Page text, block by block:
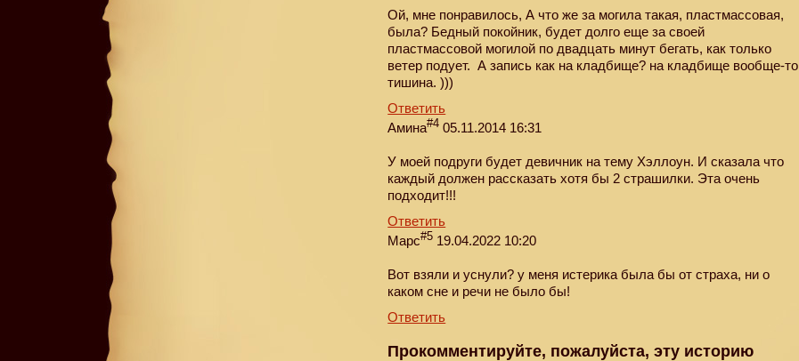
Ой, мне понравилось, А что же за могила такая, пластмассовая,
была? Бедный покойник, будет долго еще за своей
пластмассовой могилой по двадцать минут бегать, как только
ветер подует. А запись как на кладбище? на кладбище вообще-то
тишина. )))
Ответить
Амина#4 05.11.2014 16:31
У моей подруги будет девичник на тему Хэллоун. И сказала что
каждый должен рассказать хотя бы 2 страшилки. Эта очень
подходит!!!
Ответить
Марс#5 19.04.2022 10:20
Вот взяли и уснули? у меня истерика была бы от страха, ни о
каком сне и речи не было бы!
Ответить
Прокомментируйте, пожалуйста, эту историю